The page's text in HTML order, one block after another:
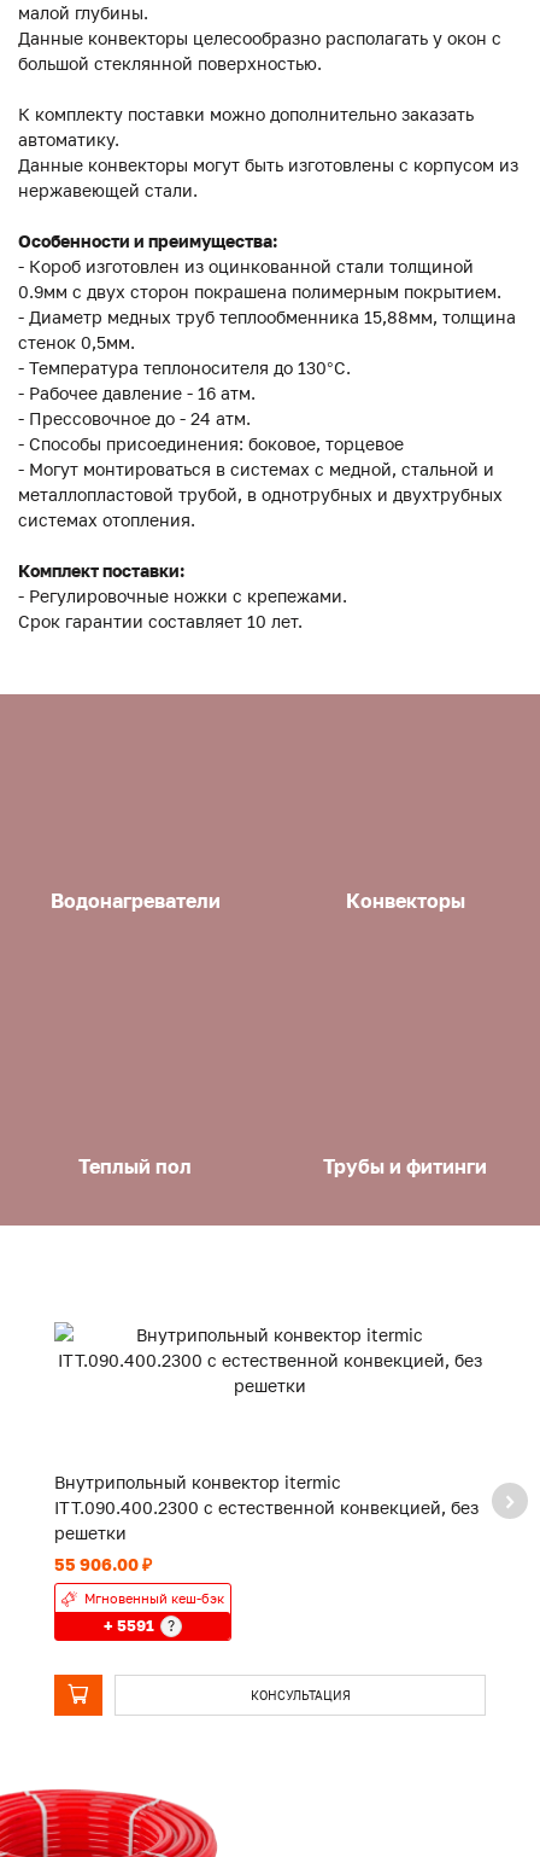
малой глубины.
Данные конвекторы целесообразно располагать у окон с
большой стеклянной поверхностью.
К комплекту поставки можно дополнительно заказать
автоматику.
Данные конвекторы могут быть изготовлены с корпусом из
нержавеющей стали.
Особенности и преимущества:
- Короб изготовлен из оцинкованной стали толщиной
0.9мм с двух сторон покрашена полимерным покрытием.
- Диаметр медных труб теплообменника 15,88мм, толщина
стенок 0,5мм.
- Температура теплоносителя до 130°C.
- Рабочее давление - 16 атм.
- Прессовочное до - 24 атм.
- Способы присоединения: боковое, торцевое
- Могут монтироваться в системах с медной, стальной и
металлопластовой трубой, в однотрубных и двухтрубных
системах отопления.
Комплект поставки:
- Регулировочные ножки с крепежами.
Срок гарантии составляет 10 лет.
Водонагреватели Конвекторы
Теплый пол Трубы и фитинги
Внутрипольный конвектор itermic
ITT.090.400.2300 с естественной конвекцией, без
решетки
55 906.00 ₽
Мгновенный кеш-бэк
+ 5591 ?
КОНСУЛЬТАЦИЯ
с